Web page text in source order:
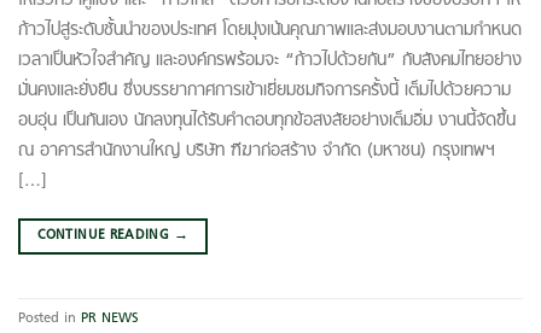
ก้าวไปสู่ระดับชั้นนำของประเทศ โดยมุ่งเน้นคุณภาพและส่งมอบงานตามกำหนด
เวลาเป็นหัวใจสำคัญ และองค์กรพร้อมจะ “ก้าวไปด้วยกัน” กับสังคมไทยอย่าง
มั่นคงและยั่งยืน ซึ่งบรรยากาศการเข้าเยี่ยมชมกิจการครั้งนี้ เต็มไปด้วยความ
อบอุ่น เป็นกันเอง นักลงทุนได้รับคำตอบทุกข้อสงสัยอย่างเต็มอิ่ม งานนี้จัดขึ้น
ณ อาคารสำนักงานใหญ่ บริษัท ฑีฆาก่อสร้าง จำกัด (มหาชน) กรุงเทพฯ
[…]
CONTINUE READING →
Posted in PR NEWS